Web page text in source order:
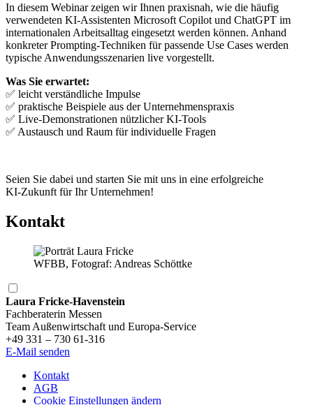
In diesem Webinar zeigen wir Ihnen praxisnah, wie die häufig
verwendeten KI-Assistenten Microsoft Copilot und ChatGPT im
internationalen Arbeitsalltag eingesetzt werden können. Anhand
konkreter Prompting-Techniken für passende Use Cases werden
typische Anwendungsszenarien live vorgestellt.
Was Sie erwartet:
✅ leicht verständliche Impulse
✅ praktische Beispiele aus der Unternehmenspraxis
✅ Live-Demonstrationen nützlicher KI‑Tools
✅ Austausch und Raum für individuelle Fragen
Seien Sie dabei und starten Sie mit uns in eine erfolgreiche
KI‑Zukunft für Ihr Unternehmen!
Kontakt
WFBB, Fotograf: Andreas Schöttke
Laura Fricke-Havenstein
Fachberaterin Messen
Team Außenwirtschaft und Europa-Service
+49 331 – 730 61-316
E-Mail senden
Kontakt
AGB
Cookie Einstellungen ändern